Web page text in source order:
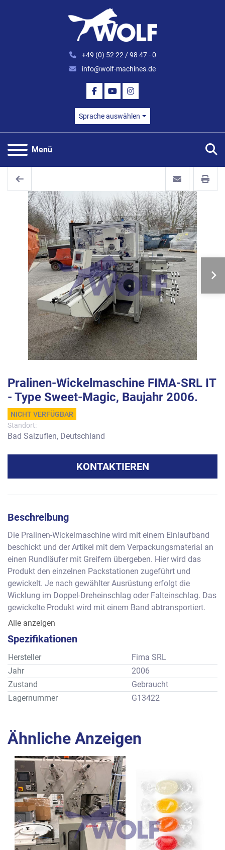
+49 (0) 52 22 / 98 47 - 0
info@wolf-machines.de
FACEBOOK
YOUTUBEINSTAGRAM
Sprache auswählen
Menü
Pralinen-Wickelmaschine FIMA-SRL IT
- Type Sweet-Magic, Baujahr 2006.
NICHT VERFÜGBAR
Standort:
Bad Salzuflen, Deutschland
KONTAKTIEREN
Beschreibung
Die Pralinen-Wickelmaschine wird mit einem Einlaufband
beschickt und der Artikel mit dem Verpackungsmaterial an
einen Rundläufer mit Greifern übergeben. Hier wird das
Produkt den einzelnen Packstationen zugeführt und
gewickelt. Je nach gewählter Ausrüstung erfolgt die
Wicklung im Doppel-Dreheinschlag oder Falteinschlag. Das
gewickelte Produkt wird mit einem Band abtransportiert.
Leistung:
- ca. 8 bis 50 mm Breite – 15 bis 100 mm Länge und 4 bis
45 mm Höhe. Bei einem Würfel 19 x 19 x 19 mm.
Die Maschine wurde für folgende Wicklungen und Formate
genutzt:
rechteckige Pralinen für Falteneinschlag mit ca. 19 x 19 x
19 mm und Doppeltwist mit ca. 19 x 30 x 19 mm.
Herstellers.
Alle anzeigen
Spezifikationen
Hersteller
Fima SRL
Jahr
2006
Zustand
Gebraucht
Lagernummer
G13422
Ähnliche Anzeigen